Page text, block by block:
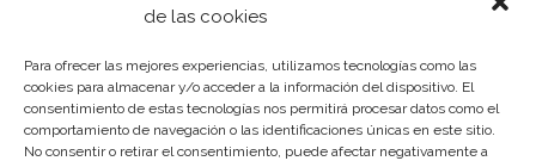
de las cookies
Para ofrecer las mejores experiencias, utilizamos tecnologías como las
cookies para almacenar y/o acceder a la información del dispositivo. El
consentimiento de estas tecnologías nos permitirá procesar datos como el
comportamiento de navegación o las identificaciones únicas en este sitio.
No consentir o retirar el consentimiento, puede afectar negativamente a
Política de privacidad
Formas de pago
Plazos y condiciones de envio